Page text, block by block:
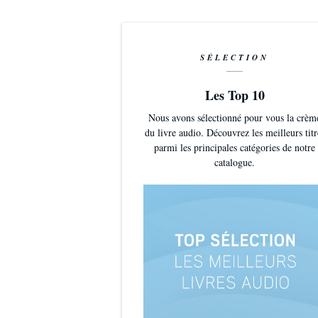
SÉLECTION
Les Top 10
Nous avons sélectionné pour vous la
du livre audio. Découvrez les meilleurs
parmi les principales catégories de notre
catalogue.